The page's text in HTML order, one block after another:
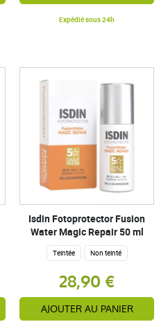
Expédié sous 24h
Isdin Fotoprotector Fusion
Water Magic Repair 50 ml
Teintée Non teinté
28,90 €
AJOUTER AU PANIER